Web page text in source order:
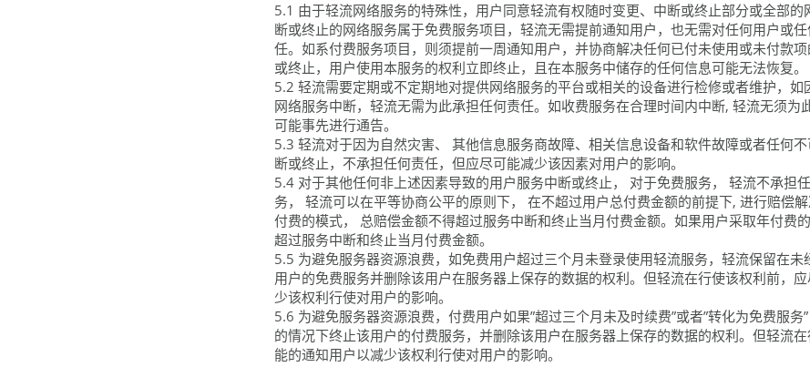
5.1 由于轻流网络服务的特殊性，用户同意轻流有权随时变更、中断或终止部分或全部的
断或终止的网络服务属于免费服务项目，轻流无需提前通知用户，也无需对任何用户或
任。如系付费服务项目，则须提前一周通知用户，并协商解决任何已付未使用或未付款
或终止，用户使用本服务的权利立即终止，且在本服务中储存的任何信息可能无法恢复。
5.2 轻流需要定期或不定期地对提供网络服务的平台或相关的设备进行检修或者维护，如
网络服务中断，轻流无需为此承担任何责任。如收费服务在合理时间内中断, 轻流无须为
可能事先进行通告。
5.3 轻流对于因为自然灾害、 其他信息服务商故障、相关信息设备和软件故障或者任何
断或终止，不承担任何责任，但应尽可能减少该因素对用户的影响。
5.4 对于其他任何非上述因素导致的用户服务中断或终止， 对于免费服务， 轻流不承担
务， 轻流可以在平等协商公平的原则下， 在不超过用户总付费金额的前提下, 进行赔偿
付费的模式， 总赔偿金额不得超过服务中断和终止当月付费金额。如果用户采取年付费
超过服务中断和终止当月付费金额。
5.5 为避免服务器资源浪费，如免费用户超过三个月未登录使用轻流服务，轻流保留在未
用户的免费服务并删除该用户在服务器上保存的数据的权利。但轻流在行使该权利前，
少该权利行使对用户的影响。
5.6 为避免服务器资源浪费，付费用户如果”超过三个月未及时续费”或者”转化为免费服务
的情况下终止该用户的付费服务，并删除该用户在服务器上保存的数据的权利。但轻流
能的通知用户以减少该权利行使对用户的影响。